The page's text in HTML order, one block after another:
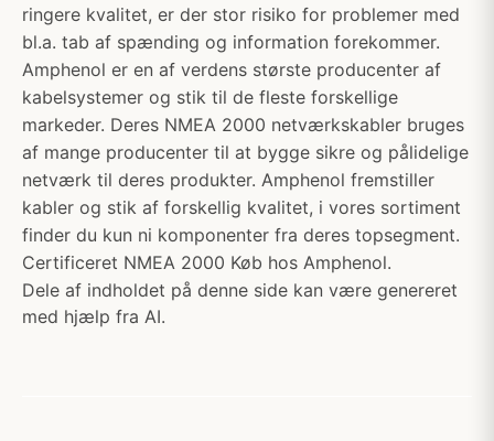
ringere kvalitet, er der stor risiko for problemer med
bl.a. tab af spænding og information forekommer.
Amphenol er en af verdens største producenter af
kabelsystemer og stik til de fleste forskellige
markeder. Deres NMEA 2000 netværkskabler bruges
af mange producenter til at bygge sikre og pålidelige
netværk til deres produkter. Amphenol fremstiller
kabler og stik af forskellig kvalitet, i vores sortiment
finder du kun ni komponenter fra deres topsegment.
Certificeret NMEA 2000 Køb hos Amphenol.
Dele af indholdet på denne side kan være genereret
med hjælp fra AI.